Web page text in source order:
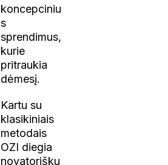
koncepciniu
s
sprendimus,
kurie
pritraukia
dėmesį.
Kartu su
klasikiniais
metodais
OZI diegia
novatorišku